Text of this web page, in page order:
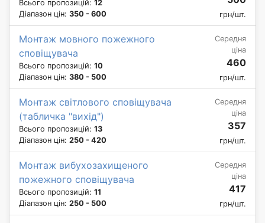
Всього пропозицій: 12
Діапазон цін: 350 - 600 грн/шт.
Монтаж мовного пожежного
сповіщувача
Всього пропозицій: 10
Діапазон цін: 380 - 500
Середня
ціна
460
грн/шт.
Монтаж світлового сповіщувача
(табличка "вихід")
Всього пропозицій: 13
Діапазон цін: 250 - 420
Середня
ціна
357
грн/шт.
Монтаж вибухозахищеного
пожежного сповіщувача
Всього пропозицій: 11
Діапазон цін: 250 - 500
Середня
ціна
417
грн/шт.